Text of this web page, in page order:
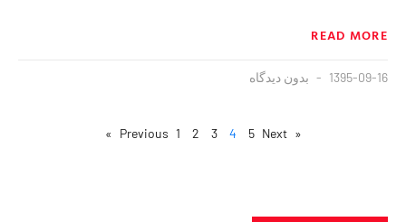
READ MORE
1395-09-16 بدون دیدگاه
« Previous
1 2 3 4 5 Next »